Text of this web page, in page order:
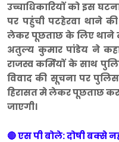
उच्चाधिकारियों को इस
पर पहुंची पटहेरवा थाने
लेकर पूछताछ के लिए थाने
अतुल्य कुमार पांडेय ने
राजस्व कर्मियों के साथ
विवाद की सूचना पर
हिरासत मे लेकर पूछताछ कर
जाएगी।
🔴 एस पी बोले: दोषी बक्से